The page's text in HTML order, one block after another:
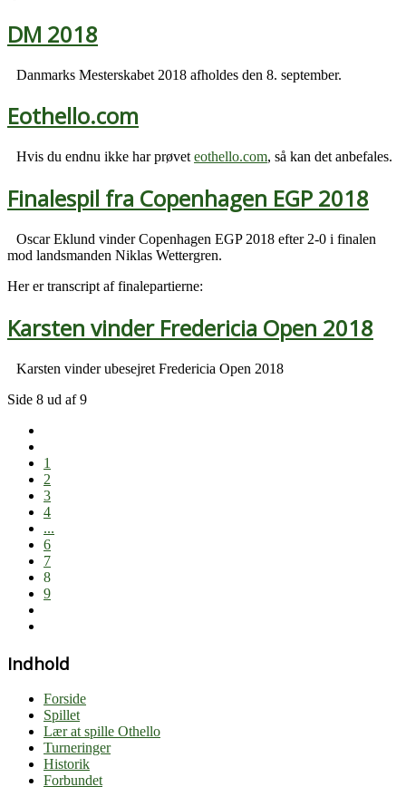
DM 2018
Danmarks Mesterskabet 2018 afholdes den 8. september.
Eothello.com
Hvis du endnu ikke har prøvet eothello.com, så kan det anbefales.
Finalespil fra Copenhagen EGP 2018
Oscar Eklund vinder Copenhagen EGP 2018 efter 2-0 i finalen
mod landsmanden Niklas Wettergren.
Her er transcript af finalepartierne:
Karsten vinder Fredericia Open 2018
Karsten vinder ubesejret Fredericia Open 2018
Side 8 ud af 9
1
2
3
4
...
6
7
8
9
Indhold
Forside
Spillet
Lær at spille Othello
Turneringer
Historik
Forbundet